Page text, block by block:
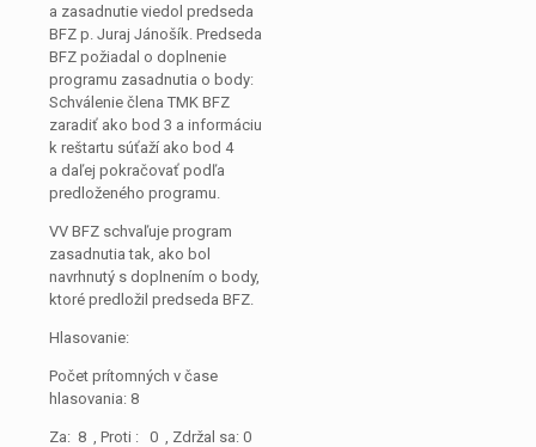
a zasadnutie viedol predseda
BFZ p. Juraj Jánošík. Predseda
BFZ požiadal o doplnenie
programu zasadnutia o body:
Schválenie člena TMK BFZ
zaradiť ako bod 3 a informáciu
k reštartu súťaží ako bod 4
a daľej pokračovať podľa
predloženého programu.
VV BFZ schvaľuje program
zasadnutia tak, ako bol
navrhnutý s doplnením o body,
ktoré predložil predseda BFZ.
Hlasovanie:
Počet prítomných v čase
hlasovania: 8
Za: 8 , Proti : 0 , Zdržal sa: 0